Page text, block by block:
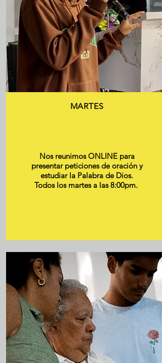
MARTES
Nos reunimos ONLINE para
presentar peticiones de oración y
estudiar la Palabra de Dios.
Todos los martes a las 8:00pm.